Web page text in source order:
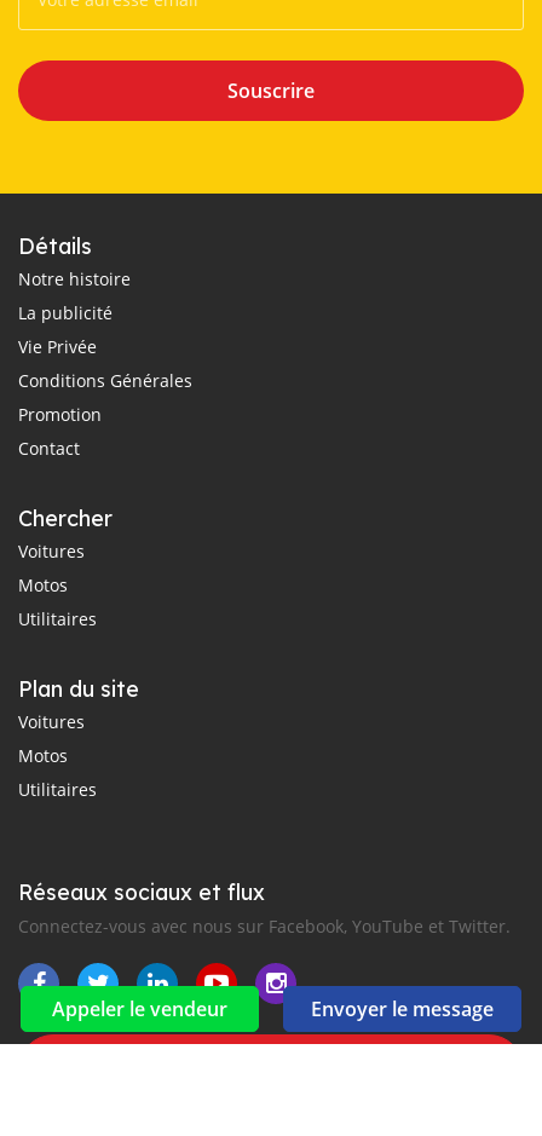
Appeler le vendeur Envoyer le message
Souscrire
Détails
Notre histoire
La publicité
Vie Privée
Conditions Générales
Promotion
Contact
Chercher
Voitures
Motos
Utilitaires
Plan du site
Voitures
Motos
Utilitaires
Réseaux sociaux et flux
Connectez-vous avec nous sur Facebook, YouTube et Twitter.